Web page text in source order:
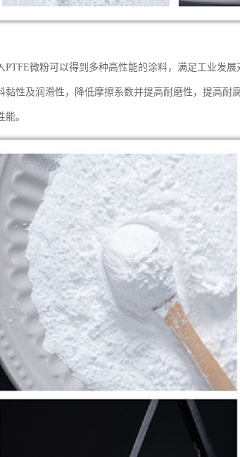
PTFE微粉可以得到多种高性能的涂料，满足工业发
黏性及润滑性，降低摩擦系数并提高耐磨性，提高
。